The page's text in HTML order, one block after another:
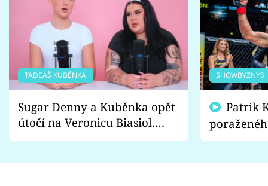
TADEÁŠ KUBĚNKA
Sugar Denny a Kuběnka opět
útočí na Veronicu Biasiol.
Proč je podle nich falešná a
SHOWBYZNYS
fanoušci